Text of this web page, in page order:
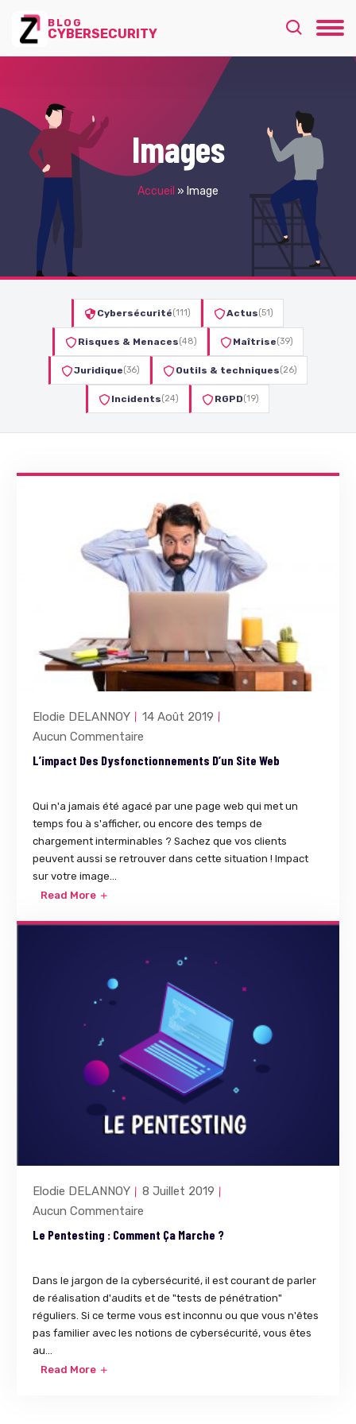
BLOG
CYBERSECURITY
Images
Accueil » Image
Cybersécurité(111) Actus(51)
Risques & Menaces(48) Maîtrise(39)
Juridique(36) Outils & techniques(26)
Incidents(24) RGPD(19)
Elodie DELANNOY
14 Août 2019
Aucun Commentaire
L’impact Des Dysfonctionnements D’un Site Web
Qui n'a jamais été agacé par une page web qui met un
temps fou à s'afficher, ou encore des temps de
chargement interminables ? Sachez que vos clients
peuvent aussi se retrouver dans cette situation ! Impact
sur votre image...
Read More
Elodie DELANNOY
8 Juillet 2019
Aucun Commentaire
Le Pentesting : Comment Ça Marche ?
Dans le jargon de la cybersécurité, il est courant de parler
de réalisation d'audits et de "tests de pénétration"
réguliers. Si ce terme vous est inconnu ou que vous n'êtes
pas familier avec les notions de cybersécurité, vous êtes
au...
Read More